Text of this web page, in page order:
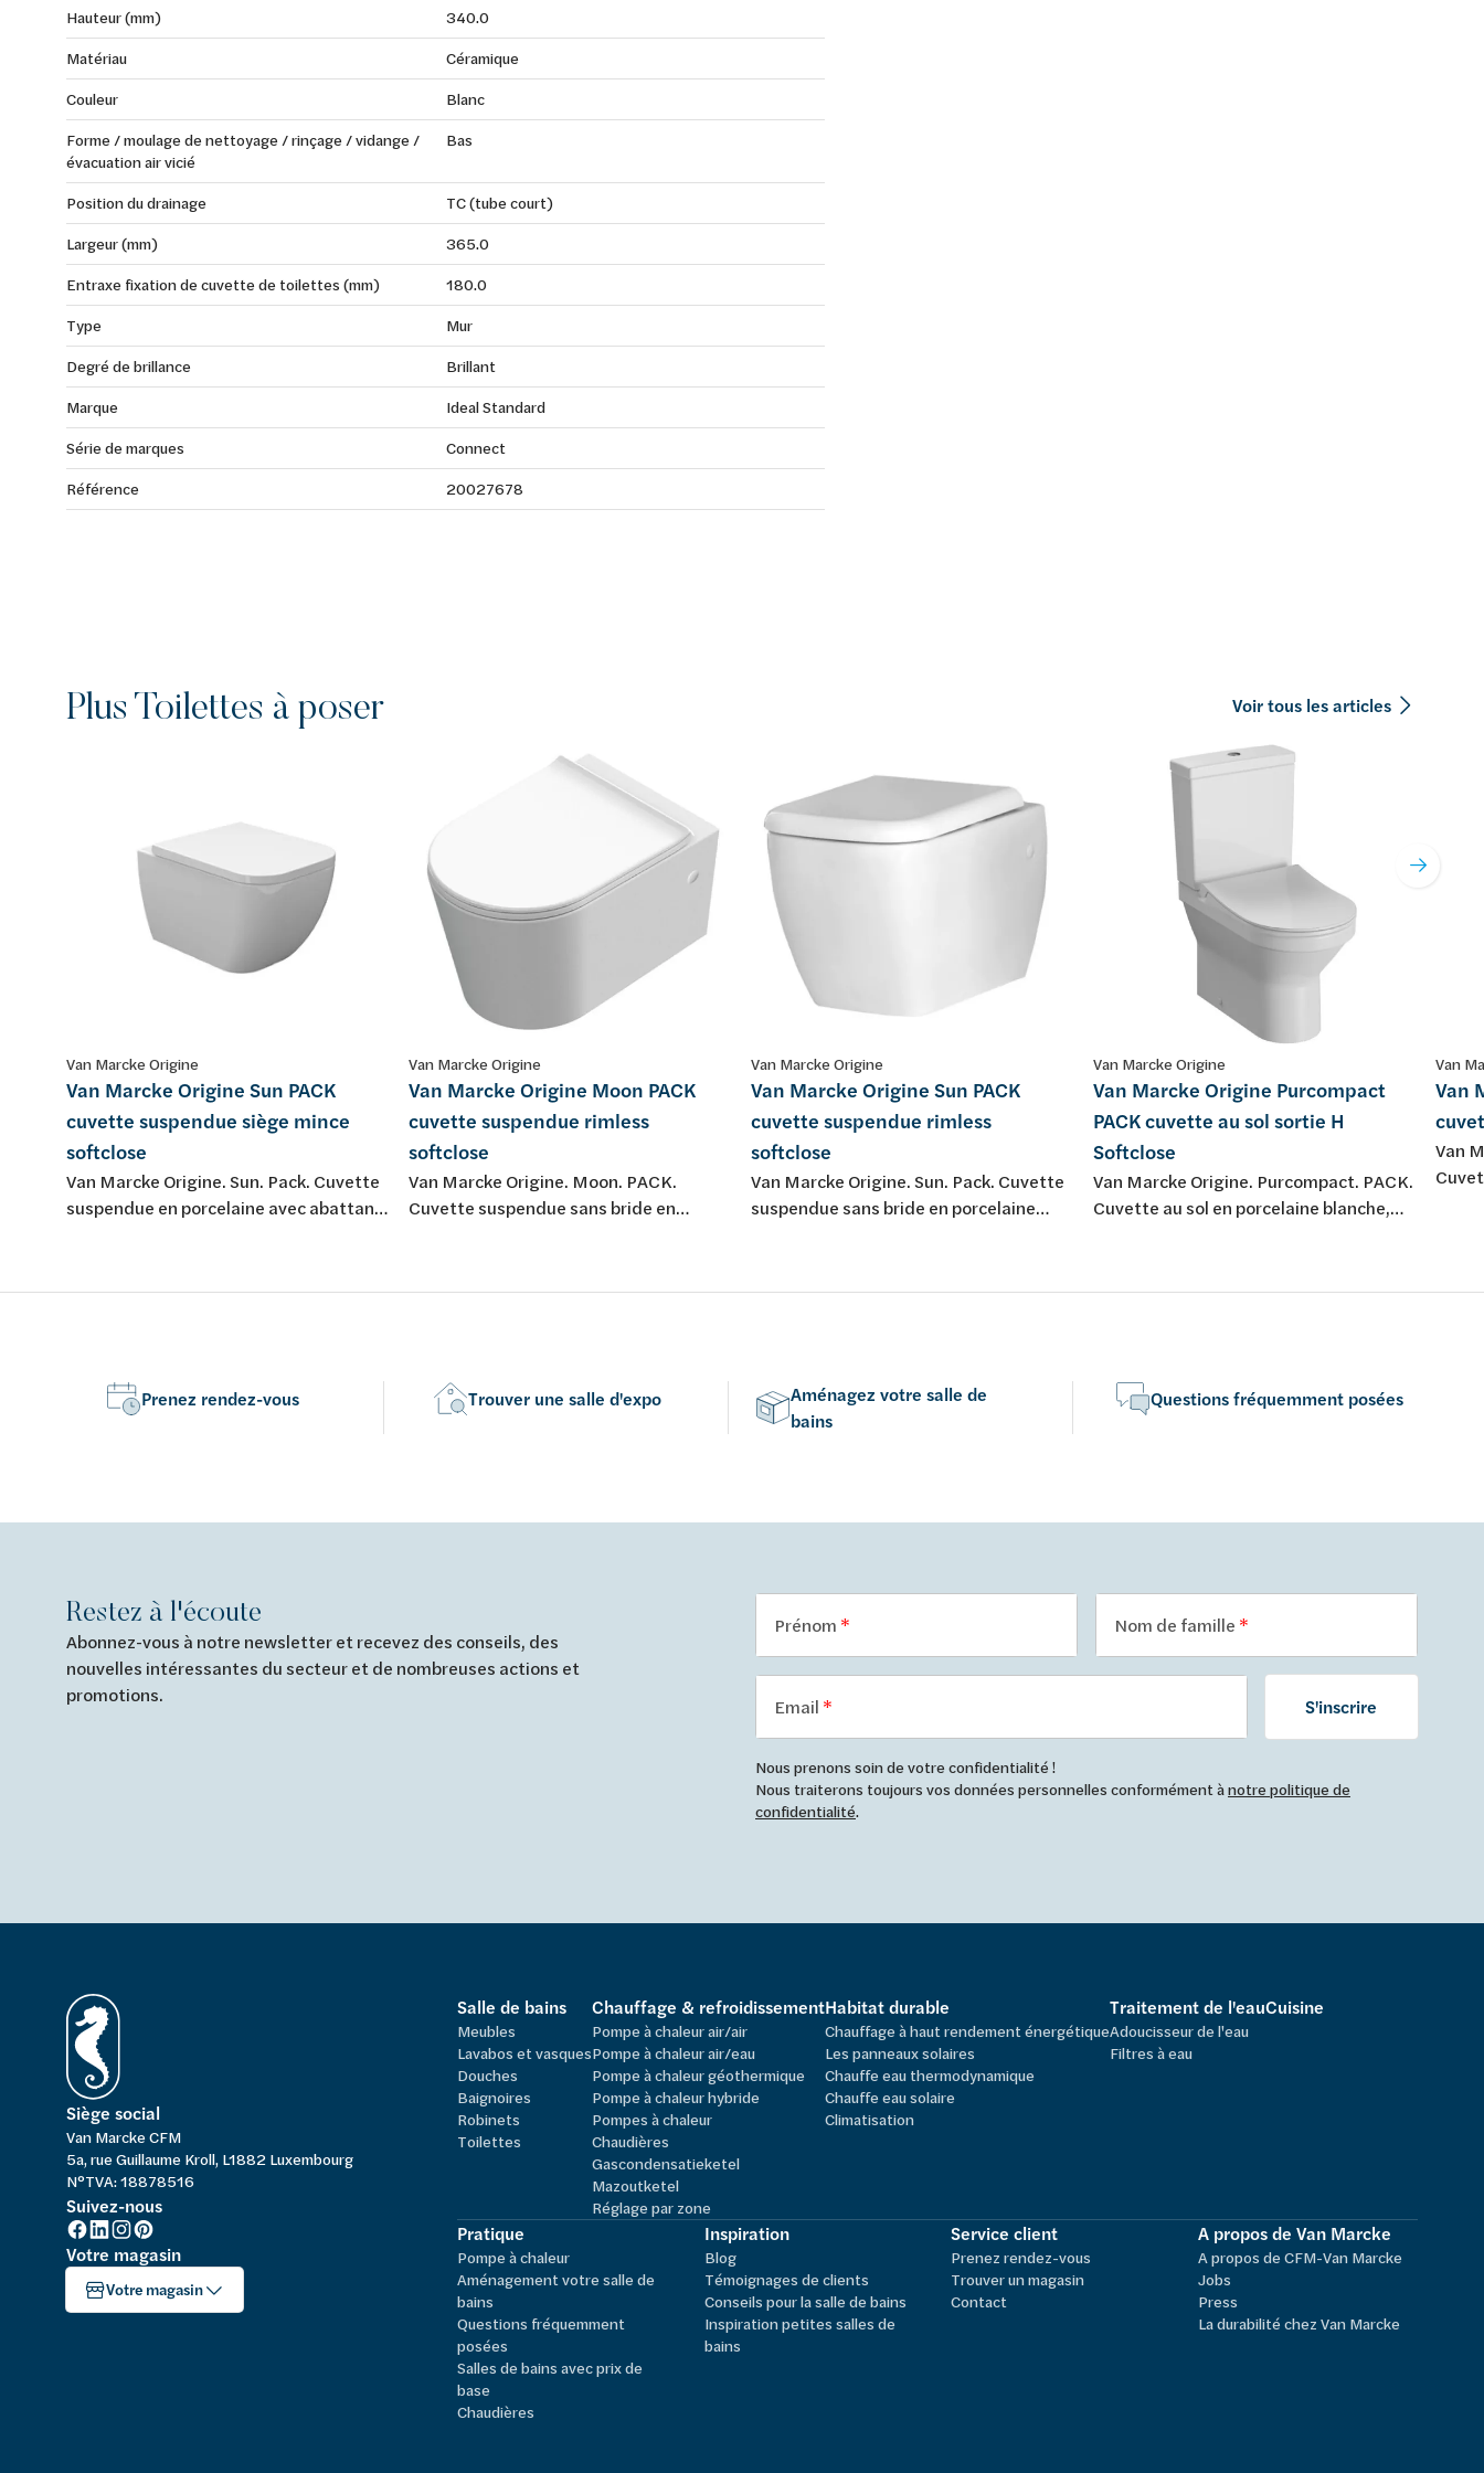
Hauteur (mm)
340.0
Matériau
Céramique
Couleur
Blanc
Forme / moulage de nettoyage / rinçage / vidange /
évacuation air vicié
Bas
Position du drainage
TC (tube court)
Largeur (mm)
365.0
Entraxe fixation de cuvette de toilettes (mm)
180.0
Type
Mur
Degré de brillance
Brillant
Marque
Ideal Standard
Série de marques
Connect
Référence
20027678
Plus Toilettes à poser Voir tous les articles
Van Marcke Origine
Van Marcke Origine Sun PACK
cuvette suspendue siège mince
softclose
Van Marcke Origine. Sun. Pack. Cuvette
suspendue en porcelaine avec abattant
Van Marcke Origine
Van Marcke Origine Moon PACK
cuvette suspendue rimless
softclose
Van Marcke Origine. Moon. PACK.
Cuvette suspendue sans bride en
Van Marcke Origine
Van Marcke Origine Sun PACK
cuvette suspendue rimless
softclose
Van Marcke Origine. Sun. Pack. Cuvette
suspendue sans bride en porcelaine
Van Marcke Origine
Van Marcke Origine Purcompact
PACK cuvette au sol sortie H
Softclose
Van Marcke Origine. Purcompact. PACK.
Cuvette au sol en porcelaine blanche,
avec mécanisme de chasse d'eau
Van
Van
Van
Prenez rendez-vous Trouver une salle d'expo
Aménagez votre salle de
bains
Questions fréquemment posées
Restez à l'écoute
Abonnez-vous à notre newsletter et recevez des conseils, des
nouvelles intéressantes du secteur et de nombreuses actions et
promotions.
Prénom Nom de famille
Email S'inscrire
Nous prenons soin de votre confidentialité !
Nous traiterons toujours vos données personnelles conformément ànotre politique de
confidentialité.
Siège social
Van Marcke CFM
5a, rue Guillaume Kroll, L1882 Luxembourg
N°TVA: 18878516
Suivez-nous
Votre magasin
Votre magasin
Salle de bains
Meubles
Lavabos et vasques
Douches
Baignoires
Robinets
Toilettes
Chauffage & refroidissement
Pompe à chaleur air/air
Pompe à chaleur air/eau
Pompe à chaleur géothermique
Pompe à chaleur hybride
Pompes à chaleur
Chaudières
Gascondensatieketel
Mazoutketel
Réglage par zone
Habitat durable
Chauffage à haut rendement énergétique
Les panneaux solaires
Chauffe eau thermodynamique
Chauffe eau solaire
Climatisation
Traitement de l'eau
Adoucisseur de l'eau
Filtres à eau
Cuisine
Pratique
Pompe à chaleur
Aménagement votre salle de
bains
Questions fréquemment
posées
Salles de bains avec prix de
base
Chaudières
Inspiration
Blog
Témoignages de clients
Conseils pour la salle de bains
Inspiration petites salles de
bains
Service client
Prenez rendez-vous
Trouver un magasin
Contact
A propos de Van Marcke
A propos de CFM-Van Marcke
Jobs
Press
La durabilité chez Van Marcke